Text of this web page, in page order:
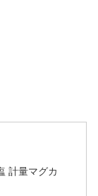
計量マグカ